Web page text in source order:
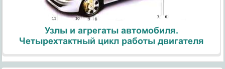
Узлы и агрегаты автомобиля.
Четырехтактный цикл работы двигателя